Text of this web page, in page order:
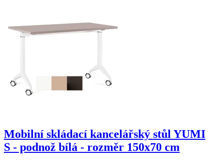
Mobilní skládací kancelářský stůl YUMI
S - podnož bílá - rozměr 150x70 cm